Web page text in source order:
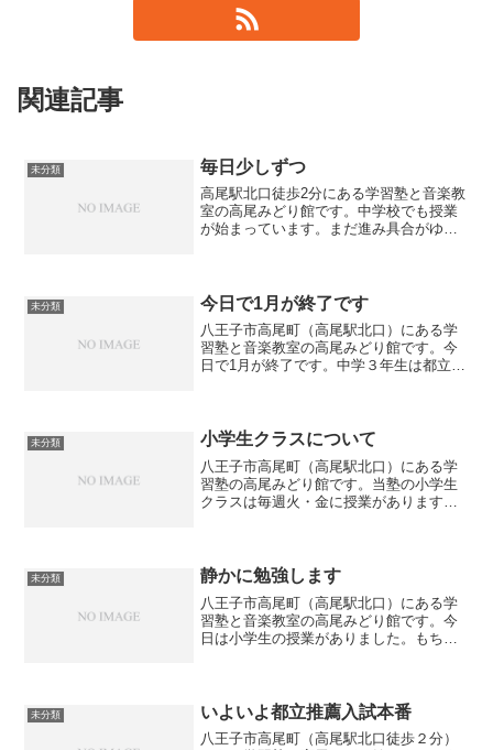
関連記事
未分類 毎日少しずつ
高尾駅北口徒歩2分にある学習塾と音楽教
室の高尾みどり館です。中学校でも授業
が始まっています。まだ進み具合がゆっ
ます。中学生も忙しく、...
未分類 今日で1月が終了です
八王子市高尾町（高尾駅北口）にある学
習塾と音楽教室の高尾みどり館です。今
日で1月が終了です。中学３年生は都立推
す。生徒の中には漢検を受...
未分類 小学生クラスについて
八王子市高尾町（高尾駅北口）にある学
習塾の高尾みどり館です。当塾の小学生
クラスは毎週火・金に授業があります。
題をします。それから塾の...
未分類 静かに勉強します
八王子市高尾町（高尾駅北口）にある学
習塾と音楽教室の高尾みどり館です。今
日は小学生の授業がありました。もちろ
は我慢です。小学生が1時間...
未分類 いよいよ都立推薦入試本番
八王子市高尾町（高尾駅北口徒歩２分）